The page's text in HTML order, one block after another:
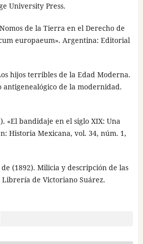
University Press.
de la Tierra en el Derecho de
europaeum». Argentina: Editorial
hijos terribles de la Edad Moderna.
de la modernidad.
«El bandidaje en el siglo XIX: Una
Historia Mexicana, vol. 34, núm. 1,
(1892). Milicia y descripción de las
de Victoriano Suárez.